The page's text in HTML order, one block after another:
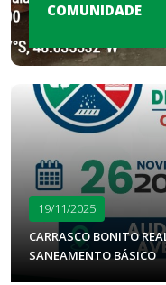
2025
Anterior
19/11/2025
CARRASCO BONITO
SANEAMENTO BÁSICO